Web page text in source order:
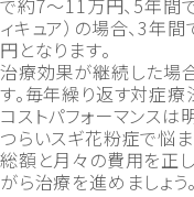
で約7～11万円、5年間
ィキュア）の場合、3年
円となります。
治療効果が継続した場
す。毎年繰り返す対症
コストパフォーマンスは
つらいスギ花粉症で悩
総額と月々の費用を正
がら治療を進めましょう。